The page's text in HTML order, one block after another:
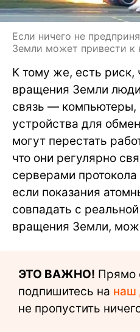
Если ничего не
Земли может привести к
К тому же, есть риск,
вращения Земли
связь — компьютеры,
устройства для
могут перестать
что они регулярно
серверами
если показания
совпадать с
вращения Земли,
ЭТО ВАЖНО! Прямо
подпишитесь на наш
не пропустить